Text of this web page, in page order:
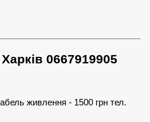
0667919905
живлення - 1500 грн тел.